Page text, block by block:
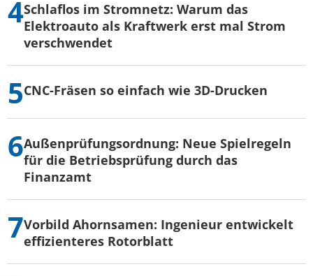
Schlaflos im Stromnetz: Warum das
Elektroauto als Kraftwerk erst mal Strom
verschwendet
CNC-Fräsen so einfach wie 3D-Drucken
Außenprüfungsordnung: Neue Spielregeln
für die Betriebsprüfung durch das
Finanzamt
Vorbild Ahornsamen: Ingenieur entwickelt
effizienteres Rotorblatt